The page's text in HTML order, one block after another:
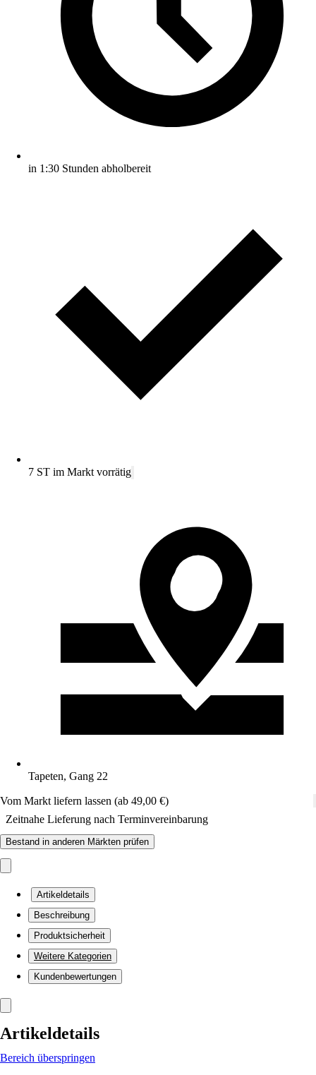
in 1:30 Stunden abholbereit
7 ST im Markt vorrätig
Tapeten, Gang 22
Vom Markt liefern lassen (ab 49,00 €)
Zeitnahe Lieferung nach Terminvereinbarung
Bestand in anderen Märkten prüfen
Artikeldetails
Beschreibung
Produktsicherheit
Weitere Kategorien
Kundenbewertungen
Artikeldetails
Bereich überspringen